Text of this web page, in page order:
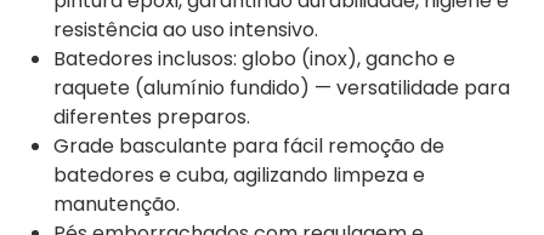
resistência ao uso intensivo.
Batedores inclusos: globo (inox), gancho e
raquete (alumínio fundido) — versatilidade para
diferentes preparos.
Grade basculante para fácil remoção de
batedores e cuba, agilizando limpeza e
manutenção.